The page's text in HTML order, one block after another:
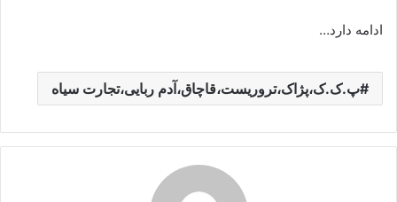
ادامه دارد…
پ.ک.ک،پژاک،تروریست،قاچاق،آدم ربایی،تجارت سیاه